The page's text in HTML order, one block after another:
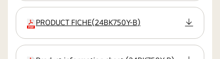
kiterjesztés
PRODUCT FICHE(24BK750Y-B)